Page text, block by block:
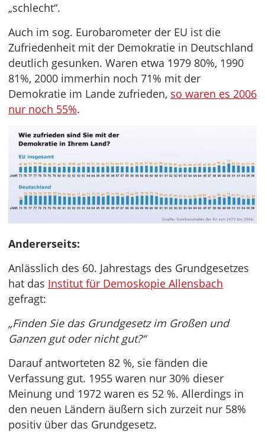
„schlecht“.
Auch im sog. Eurobarometer der EU ist die
Zufriedenheit mit der Demokratie in Deutschland
deutlich gesunken. Waren etwa 1979 80%, 1990
81%, 2000 immerhin noch 71% mit der
Demokratie im Lande zufrieden, so waren es 2006
nur noch 55%.
Andererseits:
Anlässlich des 60. Jahrestags des Grundgesetzes
hat das Institut für Demoskopie Allensbach
gefragt:
„Finden Sie das Grundgesetz im Großen und
Ganzen gut oder nicht gut?“
Darauf antworteten 82 %, sie fänden die
Verfassung gut. 1955 waren nur 30% dieser
Meinung und 1972 waren es 52 %. Allerdings in
den neuen Ländern äußern sich zurzeit nur 58%
positiv über das Grundgesetz.